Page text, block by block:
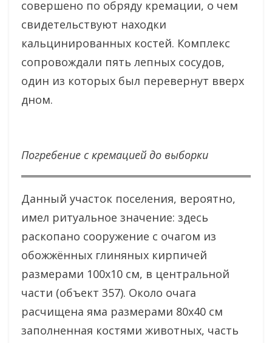
совершено по обряду кремации, о чем
свидетельствуют находки
кальцинированных костей. Комплекс
сопровождали пять лепных сосудов,
один из которых был перевернут вверх
дном.
Погребение с кремацией до выборки
Данный участок поселения, вероятно,
имел ритуальное значение: здесь
раскопано сооружение с очагом из
обожжённых глиняных кирпичей
размерами 100х10 см, в центральной
части (объект 357). Около очага
расчищена яма размерами 80х40 см
заполненная костями животных, часть